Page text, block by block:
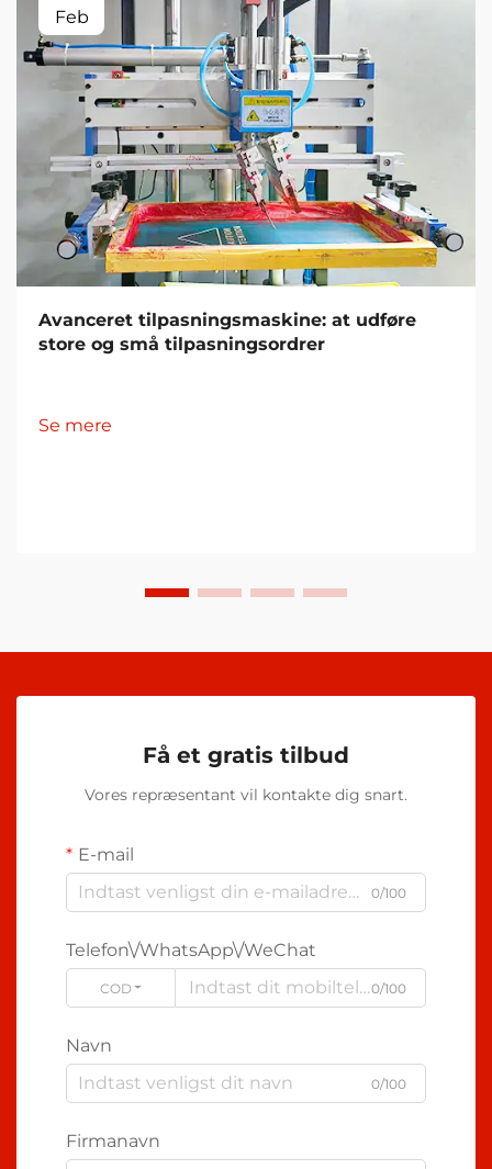
Feb
Avanceret tilpasningsmaskine: at udføre
store og små tilpasningsordrer
Se mere
Få et gratis tilbud
Vores repræsentant vil kontakte dig snart.
E-mail
0/100
Telefon\/WhatsApp\/WeChat
CODE 0/100
Navn
0/100
Firmanavn